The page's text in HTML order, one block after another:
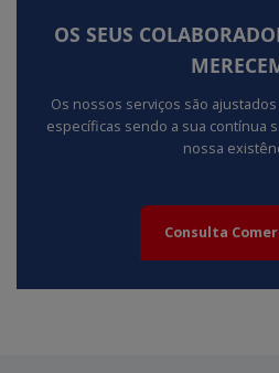
OS SEUS
Os nossos serviços são
específicas sendo a sua contínua
nossa
Consulta